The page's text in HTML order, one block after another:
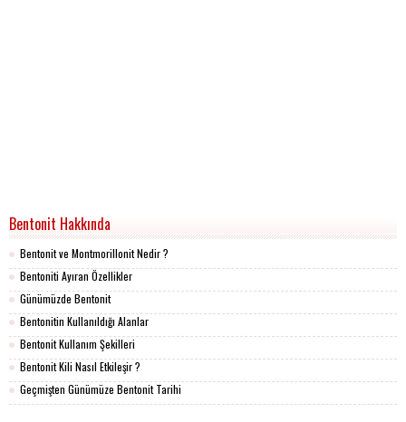
Bentonit Hakkında
Bentonit ve Montmorillonit Nedir ?
Bentoniti Ayıran Özellikler
Günümüzde Bentonit
Bentonitin Kullanıldığı Alanlar
Bentonit Kullanım Şekilleri
Bentonit Kili Nasıl Etkileşir ?
Geçmişten Günümüze Bentonit Tarihi